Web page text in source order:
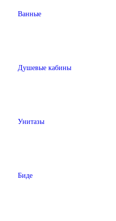
Ванные
Душевые кабины
Унитазы
Биде